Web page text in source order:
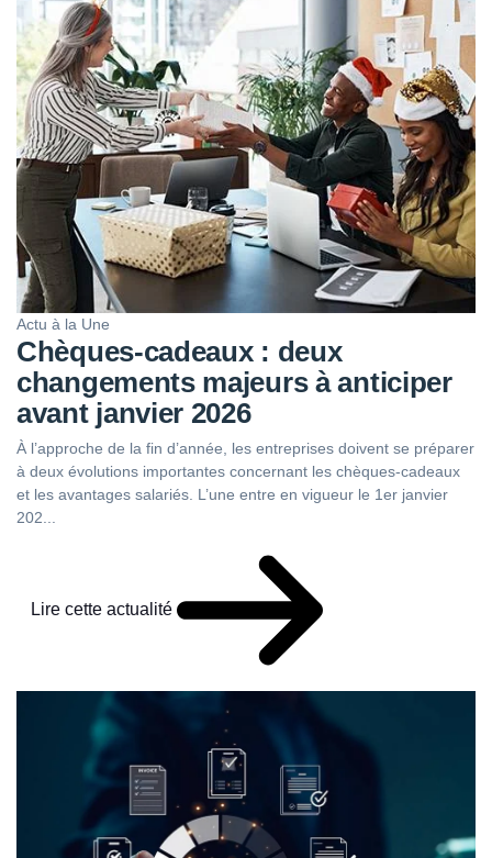
Actu à la Une
Chèques-cadeaux : deux
changements majeurs à anticiper
avant janvier 2026
À l’approche de la fin d’année, les entreprises doivent se préparer
à deux évolutions importantes concernant les chèques-cadeaux
et les avantages salariés. L’une entre en vigueur le 1er janvier
202...
Lire cette actualité